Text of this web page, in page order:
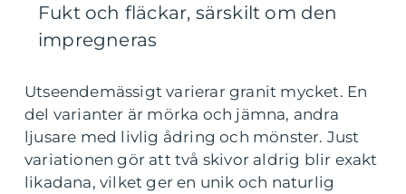
Fukt och fläckar, särskilt om den
impregneras
Utseendemässigt varierar granit mycket. En
del varianter är mörka och jämna, andra
ljusare med livlig ådring och mönster. Just
variationen gör att två skivor aldrig blir exakt
likadana, vilket ger en unik och naturlig